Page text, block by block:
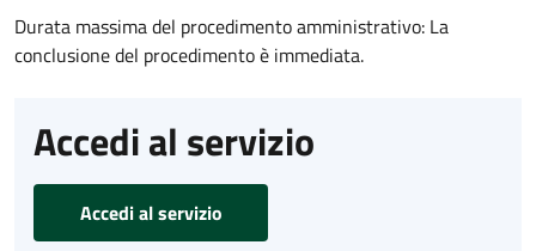
Durata massima del procedimento amministrativo: La
conclusione del procedimento è immediata.
Accedi al servizio
Accedi al servizio